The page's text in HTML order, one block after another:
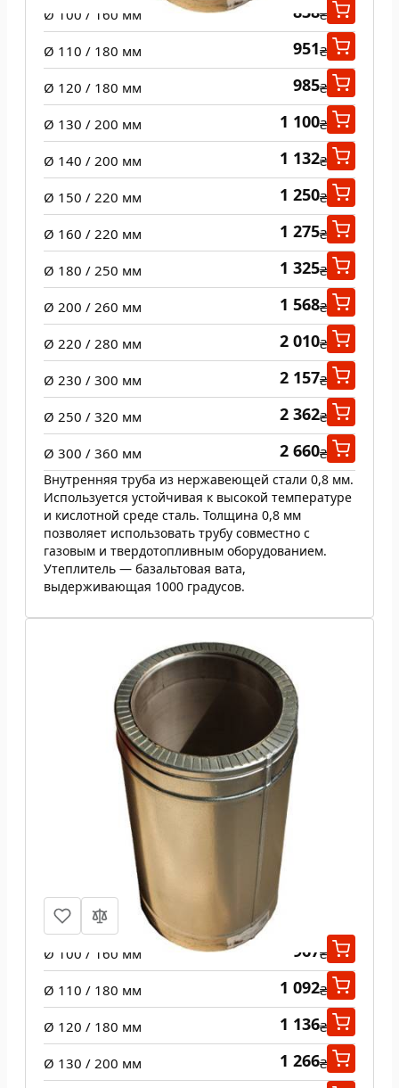
Ø 100 / 160 мм 838₴
Ø 110 / 180 мм 951₴
Ø 120 / 180 мм 985₴
Ø 130 / 200 мм 1 100₴
Ø 140 / 200 мм 1 132₴
Ø 150 / 220 мм 1 250₴
Ø 160 / 220 мм 1 275₴
Ø 180 / 250 мм 1 325₴
Ø 200 / 260 мм 1 568₴
Ø 220 / 280 мм 2 010₴
Ø 230 / 300 мм 2 157₴
Ø 250 / 320 мм 2 362₴
Ø 300 / 360 мм 2 660₴
Внутренняя труба из нержавеющей стали 0,8 мм.
Используется устойчивая к высокой температуре
и кислотной среде сталь. Толщина 0,8 мм
позволяет использовать трубу совместно с
газовым и твердотопливным оборудованием.
Утеплитель — базальтовая вата,
выдерживающая 1000 градусов.
Труба из нержавеющей стали 1 м н/
оц 1 мм
Ø 100 / 160 мм 967₴
Ø 110 / 180 мм 1 092₴
Ø 120 / 180 мм 1 136₴
Ø 130 / 200 мм 1 266₴